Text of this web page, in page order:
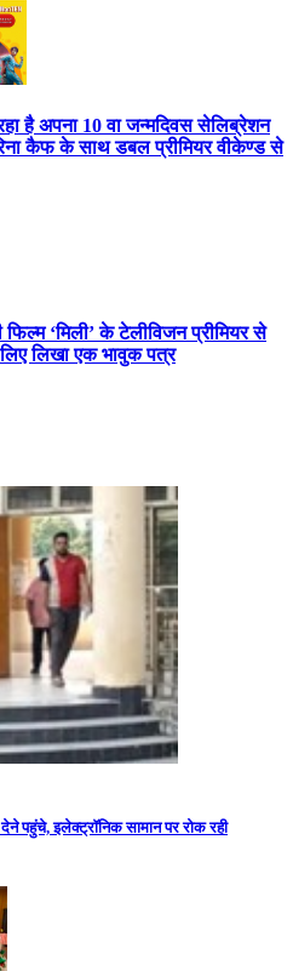
है अपना 10 वा जन्मदिवस सेलिब्रेशन
कैफ के साथ डबल प्रीमियर वीकेण्ड से
‘मिली’ के टेलीविजन प्रीमियर से
लिखा एक भावुक पत्र
देने पहुंचे, इलेक्ट्रॉनिक सामान पर रोक रही